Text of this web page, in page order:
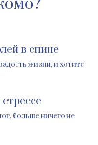
в спине
жизни, и хотите
больше ничего не